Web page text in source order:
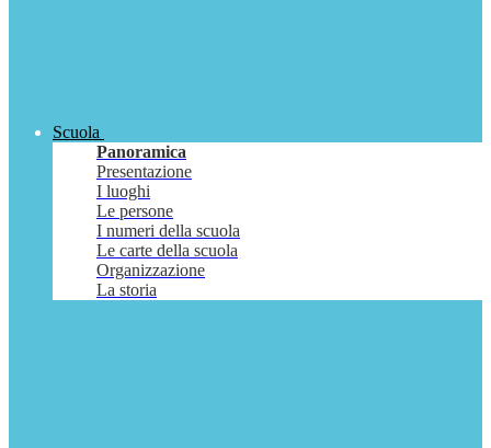
Scuola
Panoramica
Presentazione
I luoghi
Le persone
I numeri della scuola
Le carte della scuola
Organizzazione
La storia